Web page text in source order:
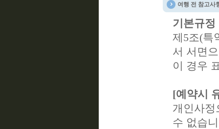
여행 전 참고사
기본규정
제5조(특
서 서면
이 경우
[예약시
개인사정
수 없습